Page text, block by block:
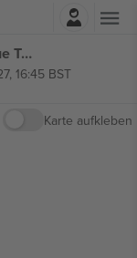
Walsall FC vs Gillingham FC EFL League Two tickets
16:45 BST
Karte aufkleben